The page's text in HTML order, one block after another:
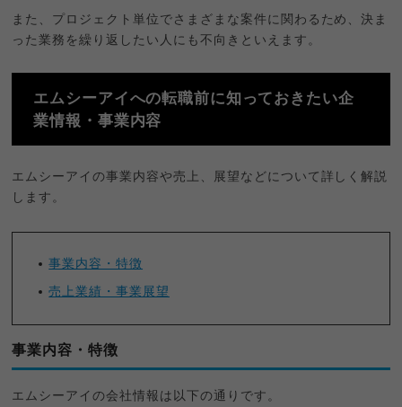
また、プロジェクト単位でさまざまな案件に関わるため、決ま
った業務を繰り返したい人にも不向きといえます。
エムシーアイへの転職前に知っておきたい企
業情報・事業内容
エムシーアイの事業内容や売上、展望などについて詳しく解説
します。
事業内容・特徴
売上業績・事業展望
事業内容・特徴
エムシーアイの会社情報は以下の通りです。